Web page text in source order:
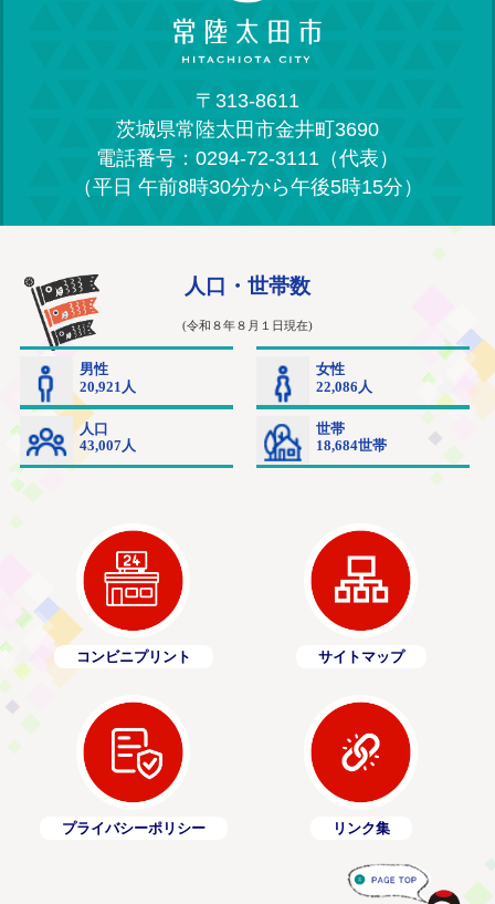
〒313-8611
茨城県常陸太田市金井町3690
電話番号：0294-72-3111（代表）
（平日 午前8時30分から午後5時15分）
コンビニプリント サイトマップ
プライバシーポリシー リンク集